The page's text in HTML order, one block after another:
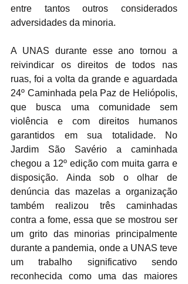
entre tantos outros considerados
adversidades da minoria.
A UNAS durante esse ano tornou a
reivindicar os direitos de todos nas
ruas, foi a volta da grande e aguardada
24º Caminhada pela Paz de Heliópolis,
que busca uma comunidade sem
violência e com direitos humanos
garantidos em sua totalidade. No
Jardim São Savério a caminhada
chegou a 12º edição com muita garra e
disposição. Ainda sob o olhar de
denúncia das mazelas a organização
também realizou três caminhadas
contra a fome, essa que se mostrou ser
um grito das minorias principalmente
durante a pandemia, onde a UNAS teve
um trabalho significativo sendo
reconhecida como uma das maiores